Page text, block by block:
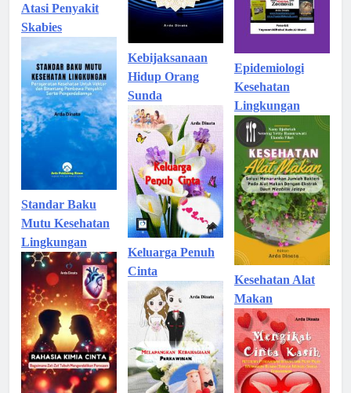
Atasi Penyakit
Skabies
Standar Baku
Mutu Kesehatan
Lingkungan
Kebijaksanaan
Hidup Orang
Sunda
Keluarga Penuh
Cinta
Epidemiologi
Kesehatan
Lingkungan
Kesehatan Alat
Makan